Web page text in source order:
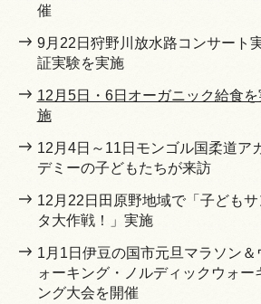
催
9月22日狩野川放水路コンサート
証実験を実施
12月5日・6日オーガニック給食を
施
12月4日～11日モンゴル国柔道ア
デミーの子どもたちが来訪
12月22日田原野地域で「子どもサ
タ大作戦！」実施
1月1日伊豆の国市元旦マラソン＆
ォーキング・ノルディックウォー
ング大会を開催